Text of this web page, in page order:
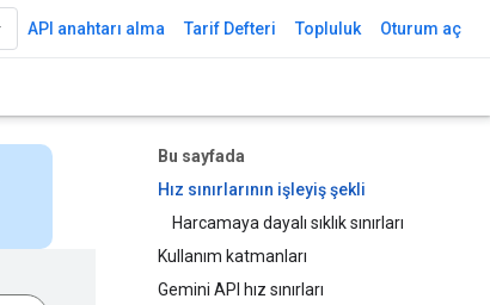
API anahtarı alma Tarif Defteri Topluluk Oturum aç
Bu sayfada
Hız sınırlarının işleyiş şekli
Harcamaya dayalı sıklık sınırları
Kullanım katmanları
Gemini API hız sınırları